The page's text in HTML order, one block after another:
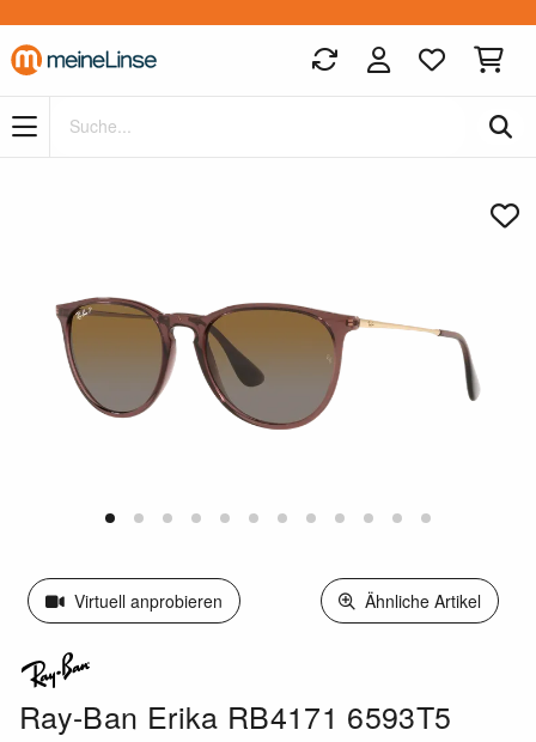
Zum Hauptinhalt springen
Virtuell anprobieren Ähnliche Artikel
Ray-Ban Erika RB4171 6593T5